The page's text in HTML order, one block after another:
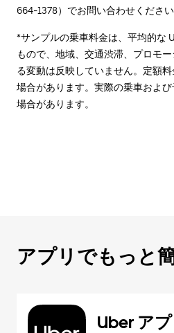
664-1378）でお問い合わせください
*サンプルの乗車料金は、平均的な
もので、地域、交通渋滞、プロモ
る変動は反映していません。定額
場合があります。実際の乗車およ
場合があります。
アプリでもっと
Uber ア